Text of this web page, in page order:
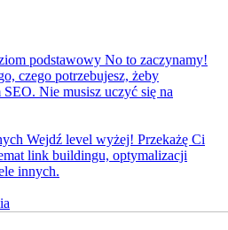
podstawowy No to zaczynamy!
czego potrzebujesz, żeby
Nie musisz uczyć się na
Wejdź level wyżej! Przekażę Ci
link buildingu, optymalizacji
innych.